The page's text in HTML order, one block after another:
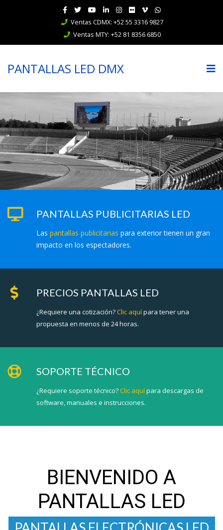
Ventas CDMX: +52 55 3316 9827
Ventas MTY: +52 81 8356 6850
PANTALLAS LED DMX
PANTALLAS PUBLICITARIAS LED
Las pantallas publicitarias para exterior tienen un gran
impacto en los espectadores.
PRECIOS PANTALLAS LED
¿Requiere una cotización?Clic aquípara tener una
propuesta en menos de 24 horas.
SOPORTE TÉCNICO
¿Requiere soporte técnico?Clic aquípara descargas de
software, manuales e instrucciones.
BIENVENIDO A
PANTALLAS LED